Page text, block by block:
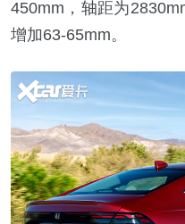
450mm，轴距为
增加63-65mm。